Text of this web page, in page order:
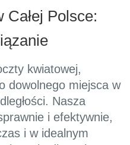
Całej Polsce:
kwiatowej,
dowolnego miejsca w
Nasza
i efektywnie,
i w idealnym